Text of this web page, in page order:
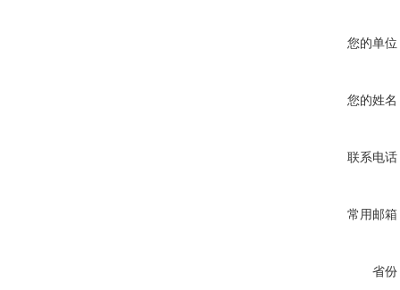
您的单位
您的姓名
联系电话
常用邮箱
省份